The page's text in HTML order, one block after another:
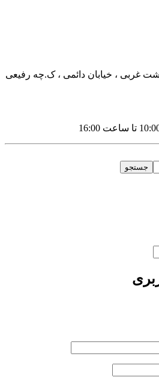
غربی ، خیابان دائمی ، ک.چه رفیعی
جستجو